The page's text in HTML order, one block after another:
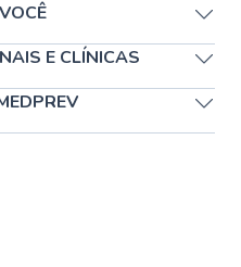
E CLÍNICAS